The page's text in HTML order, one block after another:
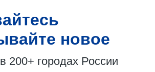
новое
200+ городах России